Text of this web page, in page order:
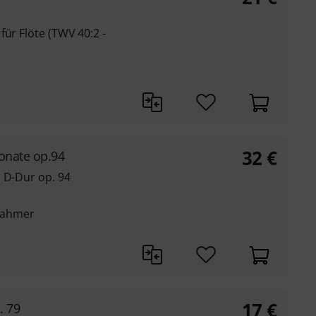
Flöte (TWV 40:2 -
op.94
Dur op. 94
32 €
79 17 €